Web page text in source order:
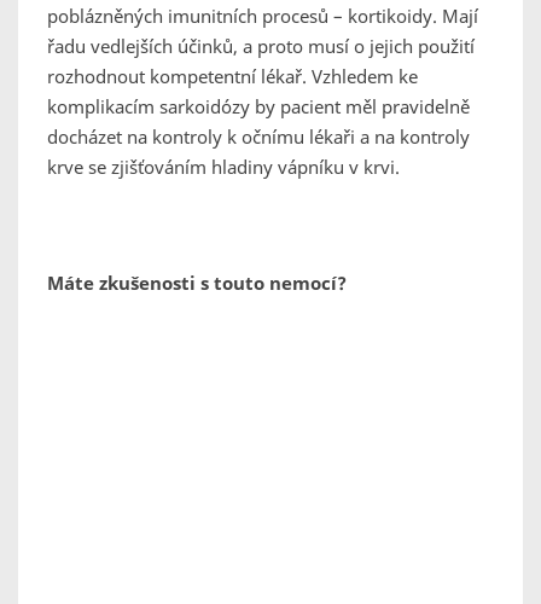
poblázněných imunitních procesů – kortikoidy. Mají
řadu vedlejších účinků, a proto musí o jejich použití
rozhodnout kompetentní lékař. Vzhledem ke
komplikacím sarkoidózy by pacient měl pravidelně
docházet na kontroly k očnímu lékaři a na kontroly
krve se zjišťováním hladiny vápníku v krvi.
Máte zkušenosti s touto nemocí?